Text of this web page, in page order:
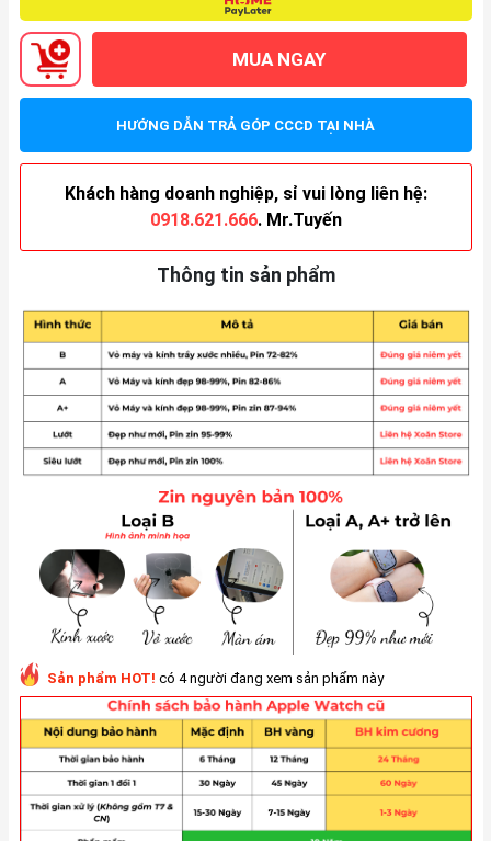
MUA NGAY
HƯỚNG DẪN TRẢ GÓP CCCD TẠI NHÀ
Khách hàng doanh nghiệp, sỉ vui lòng liên hệ:
0918.621.666. Mr.Tuyến
Thông tin sản phẩm
Sản phẩm HOT! có 4 người đang xem sản phẩm này